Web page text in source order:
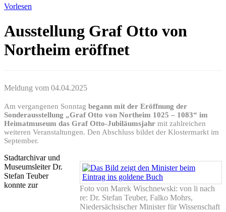
Vorlesen
Ausstellung Graf Otto von
Northeim eröffnet
Meldung vom 04.04.2025
Am vergangenen Sonntag begann mit der Eröffnung der
Sonderausstellung „Graf Otto von Northeim 1025 – 1083“ im
Heimatmuseum das Graf Otto-Jubiläumsjahr mit zahlreichen
weiteren Veranstaltungen. Den Abschluss bildet der Klostermarkt im
September.
Foto von Marek Wischnewski: von li nach
re: Dr. Stefan Teuber, Falko Mohrs,
Niedersächsischer Minister für Wissenschaft
Stadtarchivar und
Museumsleiter Dr.
Stefan Teuber
konnte zur